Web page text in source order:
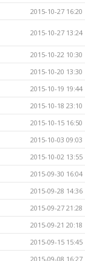
2015-10-27 16:20
2015-10-27 13:24
2015-10-22 10:30
2015-10-20 13:30
2015-10-19 19:44
2015-10-18 23:10
2015-10-15 16:50
2015-10-03 09:03
2015-10-02 13:55
2015-09-30 16:04
2015-09-28 14:36
2015-09-27 21:28
2015-09-21 20:18
2015-09-15 15:45
2015-09-08 16:27